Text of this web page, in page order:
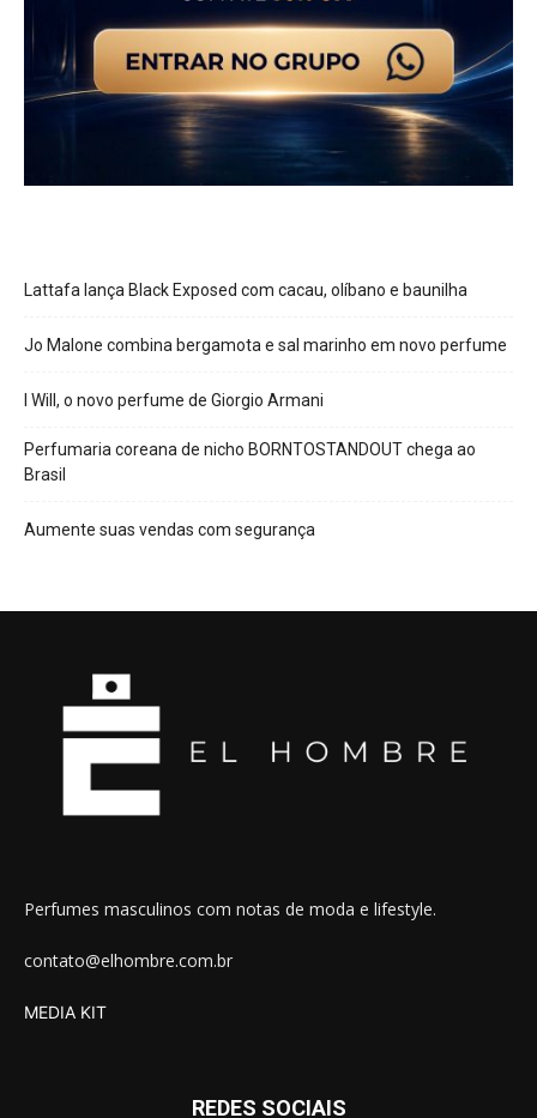
Lattafa lança Black Exposed com cacau, olíbano e baunilha
Jo Malone combina bergamota e sal marinho em novo perfume
I Will, o novo perfume de Giorgio Armani
Perfumaria coreana de nicho BORNTOSTANDOUT chega ao
Brasil
Aumente suas vendas com segurança
Perfumes masculinos com notas de moda e lifestyle.
contato@elhombre.com.br
MEDIA KIT
REDES SOCIAIS